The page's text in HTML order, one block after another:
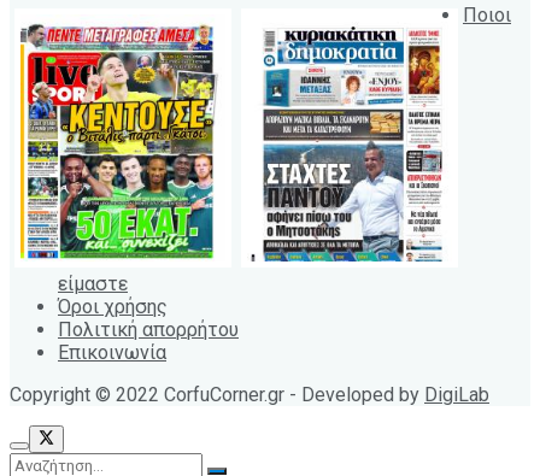
Ποιοι
είμαστε
Όροι χρήσης
Πολιτική απορρήτου
Επικοινωνία
Copyright © 2022 CorfuCorner.gr - Developed by DigiLab